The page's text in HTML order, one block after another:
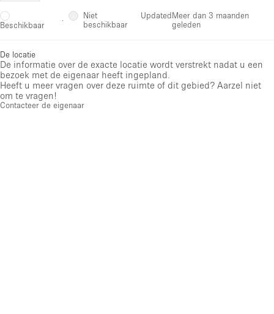
Beschikbaar ·
Niet
beschikbaar
UpdatedMeer dan 3 maanden
geleden
De locatie
De informatie over de exacte locatie wordt verstrekt nadat u een
bezoek met de eigenaar heeft ingepland.
Heeft u meer vragen over deze ruimte of dit gebied? Aarzel niet
om te vragen!
Contacteer de eigenaar